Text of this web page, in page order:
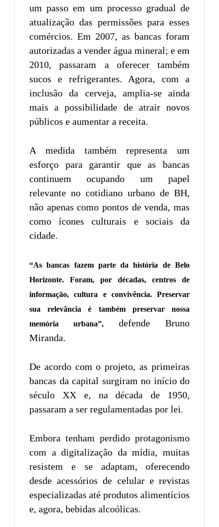
um passo em um processo gradual de
atualização das permissões para esses
comércios. Em 2007, as bancas foram
autorizadas a vender água mineral; e em
2010, passaram a oferecer também
sucos e refrigerantes. Agora, com a
inclusão da cerveja, amplia-se ainda
mais a possibilidade de atrair novos
públicos e aumentar a receita.
A medida também representa um
esforço para garantir que as bancas
continuem ocupando um papel
relevante no cotidiano urbano de BH,
não apenas como pontos de venda, mas
como ícones culturais e sociais da
cidade.
“As bancas fazem parte da história de Belo
Horizonte. Foram, por décadas, centros de
informação, cultura e convivência. Preservar
sua relevância é também preservar nossa
memória urbana”,
defende Bruno
Miranda.
De acordo com o projeto, as primeiras
bancas da capital surgiram no início do
século XX e, na década de 1950,
passaram a ser regulamentadas por lei.
Embora tenham perdido protagonismo
com a digitalização da mídia, muitas
resistem e se adaptam, oferecendo
desde acessórios de celular e revistas
especializadas até produtos alimentícios
e, agora, bebidas alcoólicas.